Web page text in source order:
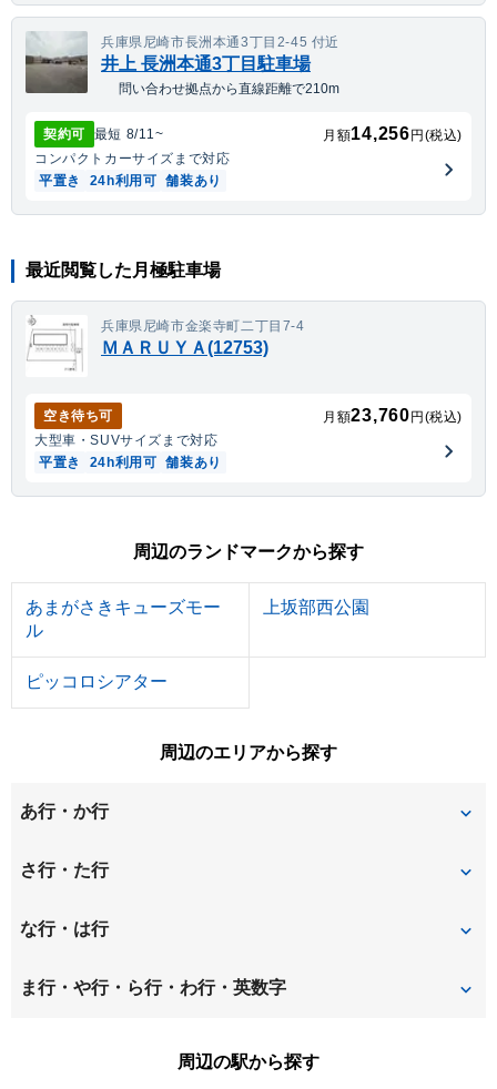
兵庫県尼崎市長洲本通3丁目2-45 付近
井上 長洲本通3丁目駐車場
問い合わせ拠点から直線距離で210m
契約可 最短 8/11~ 月額14,256 円(税込)
コンパクトカーサイズまで対応
平置き
24h利用可 舗装あり
最近閲覧した月極駐車場
兵庫県尼崎市金楽寺町二丁目7-4
ＭＡＲＵＹＡ(12753)
空き待ち可 月額23,760 円(税込)
大型車・SUVサイズまで対応
平置き
24h利用可 舗装あり
周辺のランドマークから探す
あまがさきキューズモー
ル
上坂部西公園
ピッコロシアター
周辺のエリアから探す
あ行・か行
今福
大和田
北竹谷町
さ行・た行
下坂部
昭和通 建家町
な行・は行
長洲中通 長洲西通
ま行・や行・ら行・わ行・英数字
周辺の駅から探す